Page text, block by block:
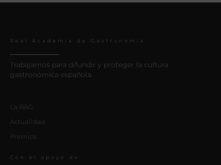
Real Academia de Gastronomía
Trabajamos para difundir y proteger la cultura
gastronómica española.
La RAG
Actualidad
Premios
Con el apoyo de: